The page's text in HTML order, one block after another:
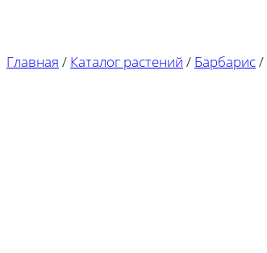
Главная / Каталог растений / Барбарис/